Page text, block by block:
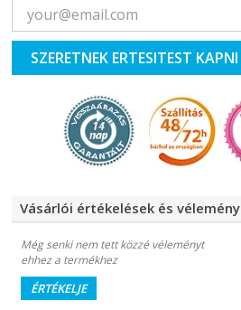
SZERETNEK ERTESITEST KAPNI
Vásárlói értékelések és
Még senki nem tett közzé véleményt
ehhez a termékhez
ÉRTÉKELJE